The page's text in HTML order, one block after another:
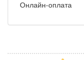
Онлайн-оплата